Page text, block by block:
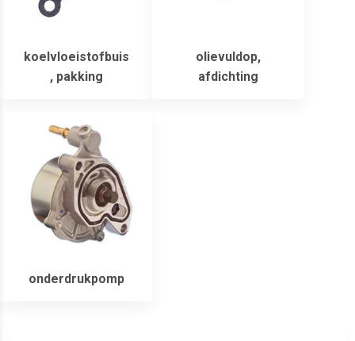
koelvloeistofbuis
, pakking
olievuldop,
afdichting
onderdrukpomp